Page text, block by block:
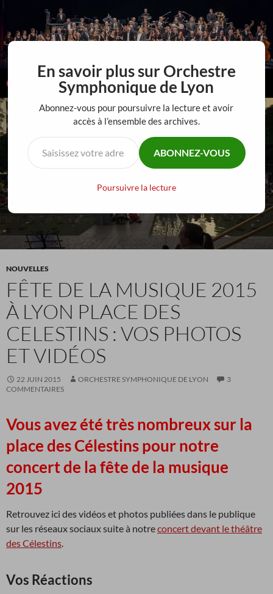
contenu
Orchestre Symphonique de Lyon
Recherche
MENU
NOUVELLES
FÊTE DE LA MUSIQUE 2015
À LYON PLACE DES
CELESTINS : VOS PHOTOS
ET VIDÉOS
22 JUIN 2015 ORCHESTRE SYMPHONIQUE DE LYON
3
COMMENTAIRES
Vous avez été très nombreux sur la
place des Célestins pour notre
concert de la fête de la musique
2015
Retrouvez ici des vidéos et photos publiées dans le publique
sur les réseaux sociaux suite à notreconcert devant le théâtre
des Célestins.
Vos Réactions
En savoir plus sur Orchestre
Symphonique de Lyon
Abonnez-vous pour poursuivre la lecture et avoir
accès à l’ensemble des archives.
Saisissez votre adresse e-mail…
ABONNEZ-VOUS
Poursuivre la lecture